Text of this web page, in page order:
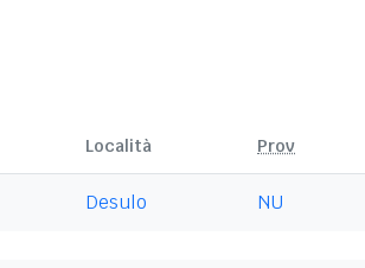
Località Prov
Desulo NU